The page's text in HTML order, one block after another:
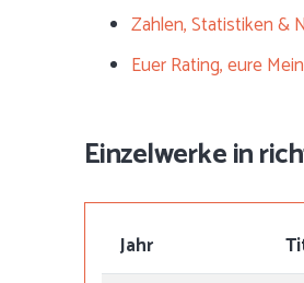
Zahlen, Statistiken &
Euer Rating, eure
Einzelwerke in
Jahr